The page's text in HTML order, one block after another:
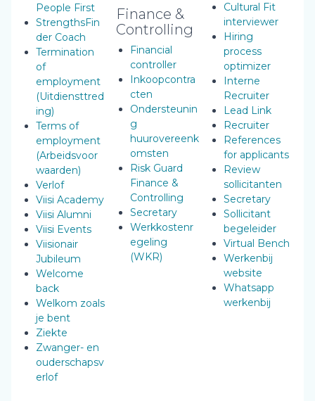
People First
StrengthsFin
der Coach
Termination
of
employment
(Uitdiensttred
ing)
Terms of
employment
(Arbeidsvoor
waarden)
Verlof
Viisi Academy
Viisi Alumni
Viisi Events
Viisionair
Jubileum
Welcome
back
Welkom zoals
je bent
Ziekte
Zwanger- en
ouderschapsv
erlof
Finance &
Controlling
Financial
controller
Inkoopcontra
cten
Ondersteunin
g
huurovereenk
omsten
Risk Guard
Finance &
Controlling
Secretary
Werkkostenr
egeling
(WKR)
Cultural Fit
interviewer
Hiring
process
optimizer
Interne
Recruiter
Lead Link
Recruiter
References
for applicants
Review
sollicitanten
Secretary
Sollicitant
begeleider
Virtual Bench
Werkenbij
website
Whatsapp
werkenbij